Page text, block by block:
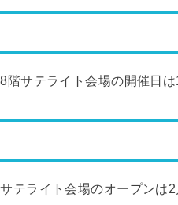
サテライト会場の開催日
テライト会場のオープンは